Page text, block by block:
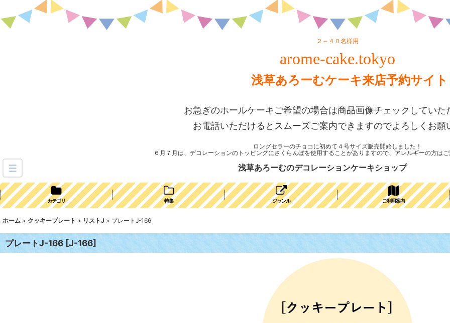
２～４０名様用
arome-cake.tokyo
浅草あろーむケーキ来店予約サイト
お急ぎのホールケーキご希望の場合は商品画像チェックしていた
お電話いただけるとスムーズご案内できますのでよろしくお願
ロングセラーのチョコに初めて４号サイズ販売開始しました！
６月７月は、デコレーションのトッピングにさくらんぼを使用することがありますので、アレルギーの方は
浅草あろーむのデコレーションケーキショップ
カテゴリ 特集 ジャンル ご利用案内
ホーム > クッキープレート > リストJ > プレートJ-166
プレートJ-166 [J-166]